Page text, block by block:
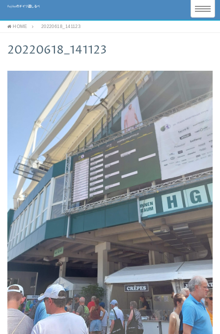
Fujikoのドイツ道しるべ
HOME 20220618_141123
20220618_141123